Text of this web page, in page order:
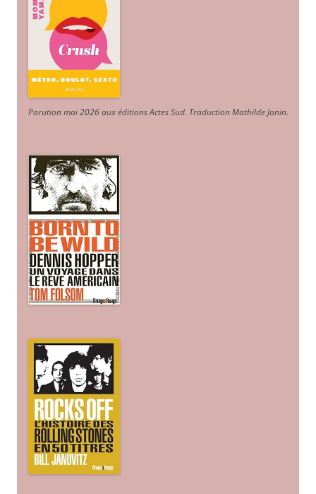
Parution mai 2026 aux éditions Actes Sud. Traduction Mathilde Janin.